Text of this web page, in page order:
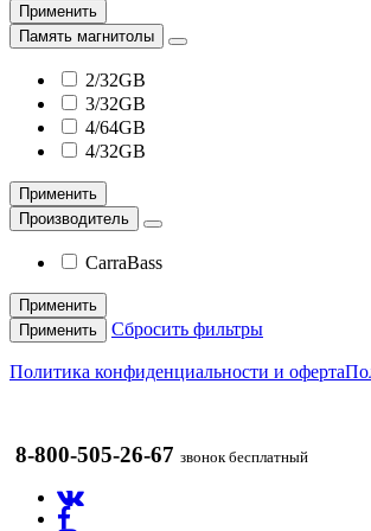
Применить
Память магнитолы
2/32GB
3/32GB
4/64GB
4/32GB
Применить
Производитель
CarraBass
Применить
Применить
Сбросить фильтры
Политика конфиденциальности и оферта
8-800-505-26-67 звонок бесплатный